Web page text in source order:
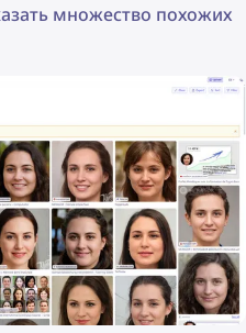
множество похожих